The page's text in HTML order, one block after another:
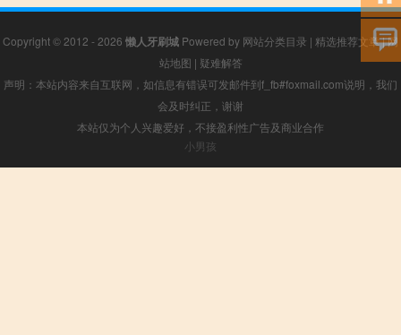
Copyright © 2012 - 2026 懒人牙刷城 Powered by 网站分类目录 | 精选推荐文章|网
站地图 | 疑难解答
声明：本站内容来自互联网，如信息有错误可发邮件到f_fb#foxmail.com说明，我们
会及时纠正，谢谢
本站仅为个人兴趣爱好，不接盈利性广告及商业合作
小男孩